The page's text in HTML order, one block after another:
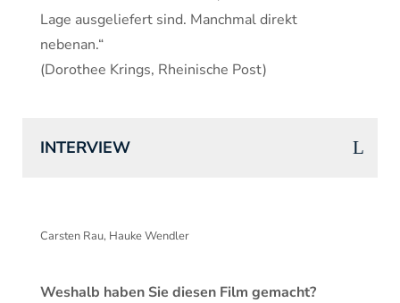
Lage ausgeliefert sind. Manchmal direkt
nebenan.“
(Dorothee Krings, Rheinische Post)
INTERVIEW
Carsten Rau, Hauke Wendler
Weshalb haben Sie diesen Film gemacht?